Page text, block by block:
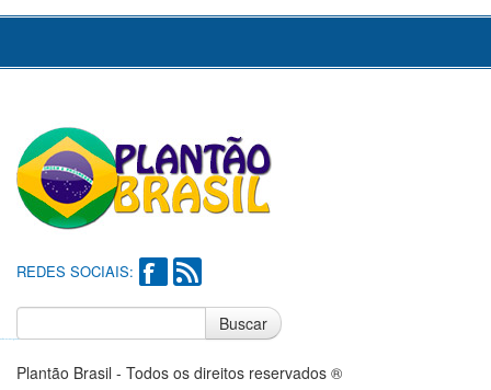
REDES SOCIAIS:
Buscar
Plantão Brasil - Todos os direitos reservados ®